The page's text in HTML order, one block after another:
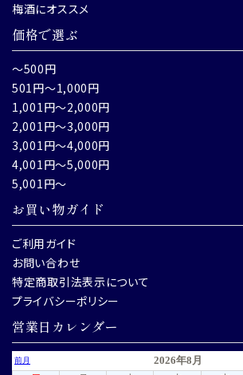
梅酒にオススメ
価格で選ぶ
～500円
501円～1,000円
1,001円～2,000円
2,001円～3,000円
3,001円～4,000円
4,001円～5,000円
5,001円～
お買い物ガイド
ご利用ガイド
お問い合わせ
特定商取引法表示について
プライバシーポリシー
営業日カレンダー